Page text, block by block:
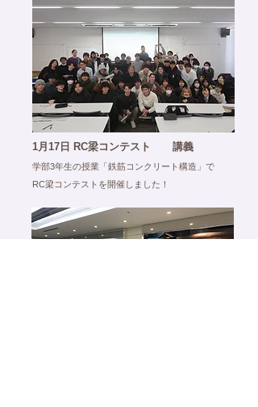
1月17日 RC梁コンテスト
学部3年生の授業「鉄筋コンクリート構造」で
RC梁コンテストを開催しました！
講義